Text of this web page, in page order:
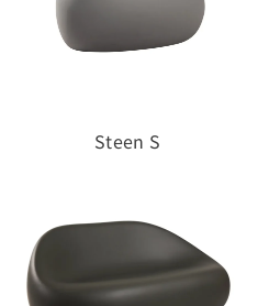
Steen S